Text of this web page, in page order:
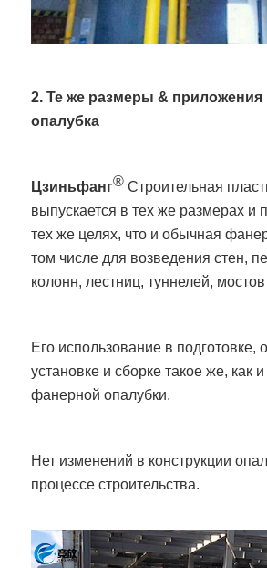
2. Те же размеры & приложения
опалубка
Цзиньфанг® Строительная
выпускается в тех же размерах и
тех же целях, что и обычная
том числе для возведения стен,
колонн, лестниц, туннелей, мостов
Его использование в подготовке,
установке и сборке такое же, как
фанерной опалубки.
Нет изменений в конструкции
процессе строительства.